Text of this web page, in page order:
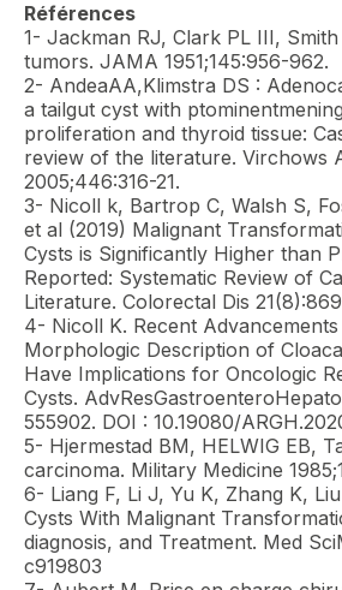
Références
1- Jackman RJ, Clark PL III,
tumors. JAMA 1951;145:956-962.
2- AndeaAA,Klimstra DS :
a tailgut cyst with
proliferation and thyroid tissue:
review of the literature. Virchows
2005;446:316-21.
3- Nicoll k, Bartrop C, Walsh S,
et al (2019) Malignant
Cysts is Significantly Higher than
Reported: Systematic Review of
Literature. Colorectal Dis
4- Nicoll K. Recent
Morphologic Description of
Have Implications for Oncologic
Cysts.
555902. DOI : 10.19080/
5- Hjermestad BM, HELWIG EB,
carcinoma. Military Medicine
6- Liang F, Li J, Yu K, Zhang K,
Cysts With Malignant
diagnosis, and Treatment. Med
c919803